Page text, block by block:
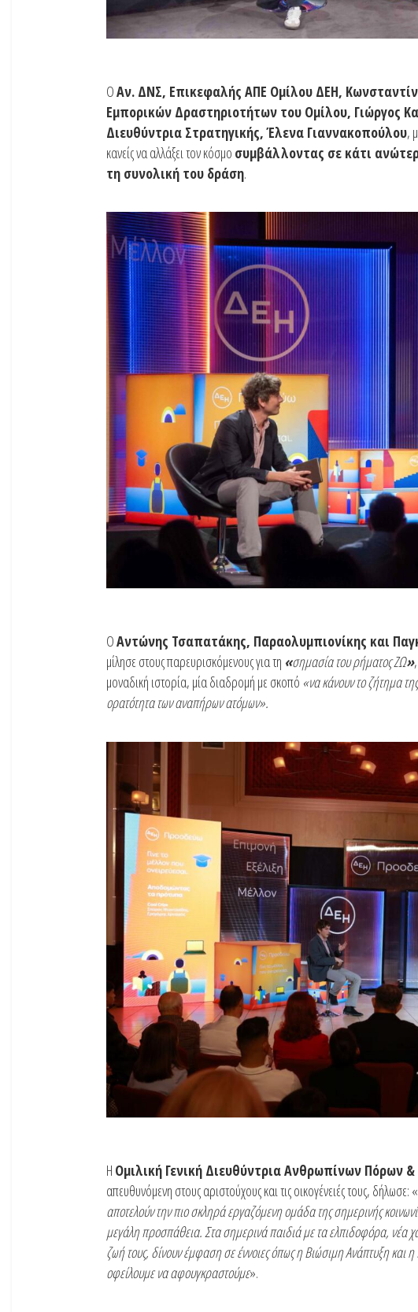
ΟΑν. ΔΝΣ, Επικεφαλής ΑΠΕ Ομίλου ΔΕΗ,
Εμπορικών Δραστηριοτήτων του Ομίλου, Γιώργος
Διευθύντρια Στρατηγικής, Έλενα Γιαννακοπούλου,
κανείς να αλλάξει τον κόσμο συμβάλλοντας σε κάτι
τη συνολική του δράση.
ΟΑντώνης Τσαπατάκης, Παραολυμπιονίκης και
μίλησε στους παρευρισκόμενους για τη «σημασία του ρήματος ΖΩ»
μοναδική ιστορία, μία διαδρομή με σκοπό «να κάνουν το ζήτημα
ορατότητα των αναπήρων ατόμων».
Η Ομιλική Γενική Διευθύντρια Ανθρωπίνων Πόρων
απευθυνόμενη στους αριστούχους και τις οικογένειές τους, δήλωσε: «
αποτελούν την πιο σκληρά εργαζόμενη ομάδα της σημερινής
μεγάλη προσπάθεια. Στα σημερινά παιδιά με τα ελπιδοφόρα, νέα
ζωή τους, δίνουν έμφαση σε έννοιες όπως η Βιώσιμη Ανάπτυξη και η
οφείλουμε να αφουγκραστούμε».